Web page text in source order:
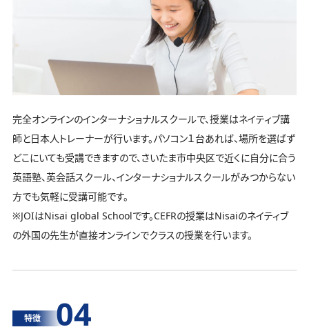
完全オンラインのインターナショナルスクールで、授業はネイティブ講
師と日本人トレーナーが行います。パソコン１台あれば、場所を選ばず
どこにいても受講できますので、さいたま市中央区で近くに自分に合う
英語塾、英会話スクール、インターナショナルスクールがみつからない
方でも気軽に受講可能です。
※JOIはNisai global Schoolです。CEFRの授業はNisaiのネイティブ
の外国の先生が直接オンラインでクラスの授業を行います。
特徴 04